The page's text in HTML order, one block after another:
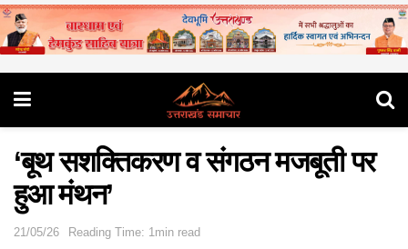
‘बूथ सशक्तिकरण व संगठन मजबूती पर
हुआ मंथन’
21/05/26 Reading Time: 1min read